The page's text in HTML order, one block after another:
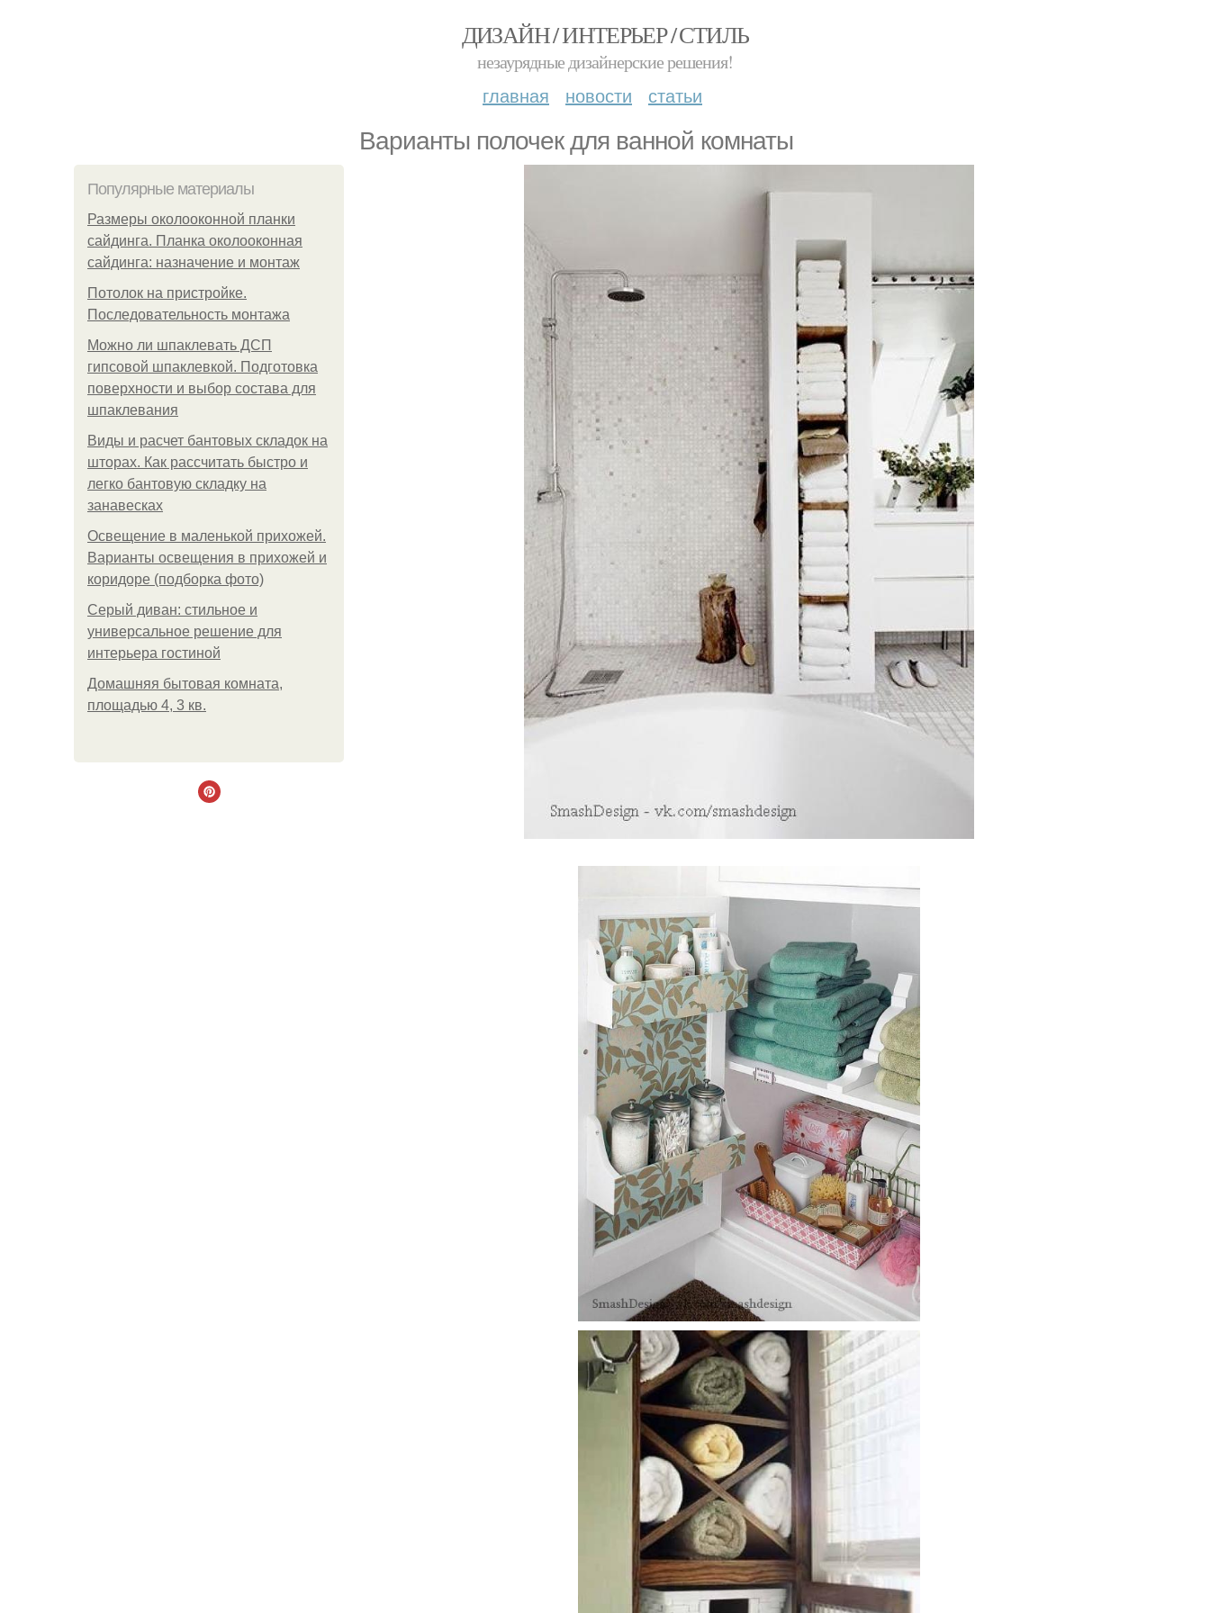
ДИЗАЙН / ИНТЕРЬЕР / СТИЛЬ
незаурядные дизайнерские решения!
главная новости статьи
Варианты полочек для ванной комнаты
Популярные материалы
Размеры околооконной планки
сайдинга. Планка околооконная
сайдинга: назначение и монтаж
Потолок на пристройке.
Последовательность монтажа
Можно ли шпаклевать ДСП
гипсовой шпаклевкой. Подготовка
поверхности и выбор состава для
шпаклевания
Виды и расчет бантовых складок на
шторах. Как рассчитать быстро и
легко бантовую складку на
занавесках
Освещение в маленькой прихожей.
Варианты освещения в прихожей и
коридоре (подборка фото)
Серый диван: стильное и
универсальное решение для
интерьера гостиной
Домашняя бытовая комната,
площадью 4, 3 кв.